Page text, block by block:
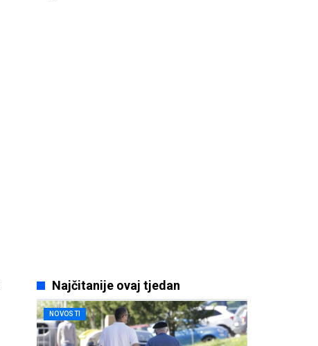
Najčitanije ovaj tjedan
NOVOSTI